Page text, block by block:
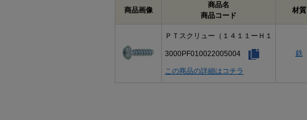
商品画像
商品名
商品コード
材質
ＰＴスクリュー（１４１１ーＨ１
3000PF010022005004
この商品の詳細はコチラ
鉄